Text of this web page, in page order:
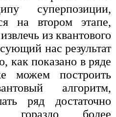
суперпозиции,
на втором этапе,
из квантового
нас результат
как показано в ряде
можем построить
алгоритм,
ряд достаточно
гораздо более